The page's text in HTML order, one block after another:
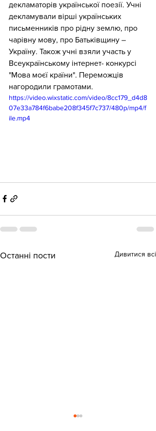
декламаторів української поезії. Учні
декламували вірші українських
письменників про рідну землю, про
чарівну мову, про Батьківщину –
Україну. Також учні взяли участь у
Всеукраїнському інтернет- конкурсі
"Мова моєї країни". Переможців
нагородили грамотами.
https://video.wixstatic.com/video/8cc179_d4d8
07e33a784f6babe208f345f7c737/480p/mp4/f
ile.mp4
Останні пости Дивитися всі